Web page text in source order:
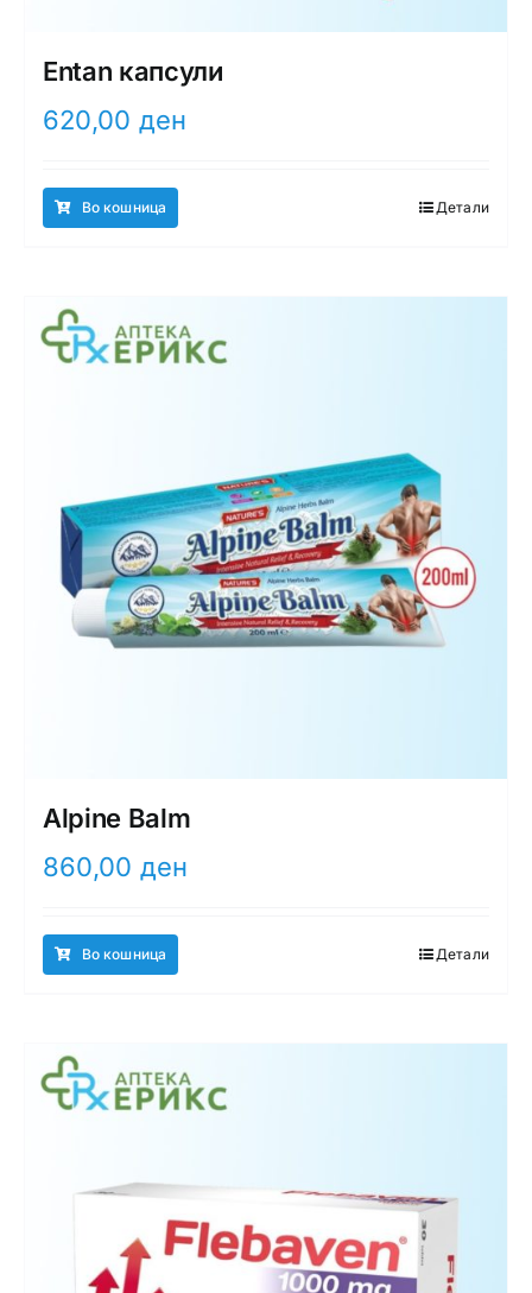
Entan капсули
620,00 ден
Во кошница Детали
Alpine Balm
860,00 ден
Во кошница Детали